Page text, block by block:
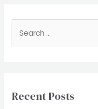
dan
Produksi
h
Recent Posts